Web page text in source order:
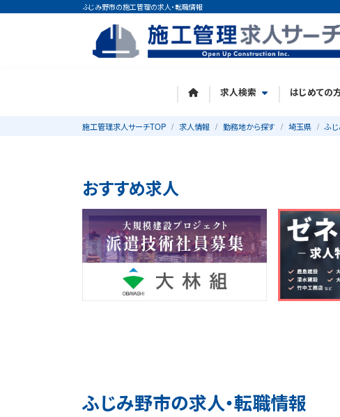
ふじみ野市の施工管理の求人・転職情報
求人検索 はじめての
施工管理求人サーチTOP 求人情報 勤務地から探す 埼玉県 ふ
おすすめ求人
ふじみ野市の求人・転職情報